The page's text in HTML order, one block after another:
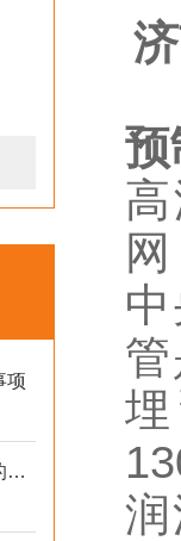
项
菏泽聚氨酯保温管：适配多元场景的高效保温输送材料